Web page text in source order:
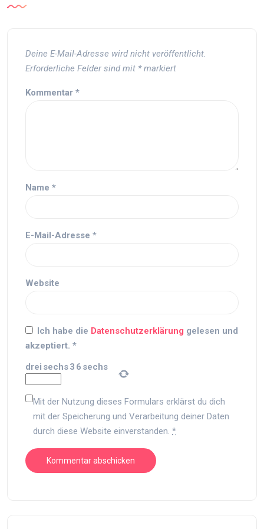
Deine E-Mail-Adresse wird nicht veröffentlicht.
Erforderliche Felder sind mit *markiert
Kommentar *
Name *
E-Mail-Adresse *
Website
Ich habe die Datenschutzerklärung gelesen und
akzeptiert. *
drei sechs3 6 sechs
Mit der Nutzung dieses Formulars erklärst du dich
mit der Speicherung und Verarbeitung deiner Daten
durch diese Website einverstanden. *